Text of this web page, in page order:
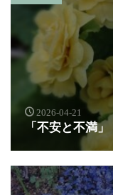
2026-04-21
「不安と不満」